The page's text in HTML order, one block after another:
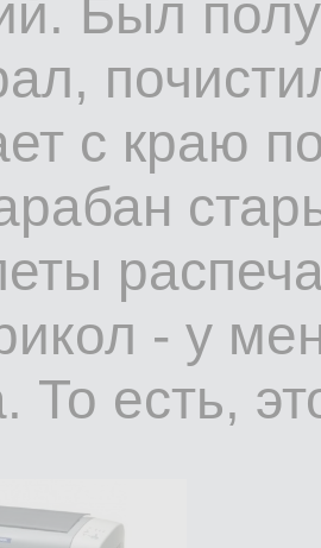
Был
с краю
- у
То есть,